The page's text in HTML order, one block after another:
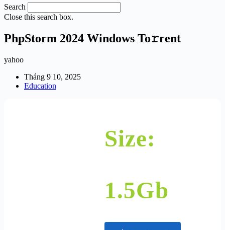
Search
Close this search box.
PhpStorm 2024 Windows To𝚛rent
yahoo
Tháng 9 10, 2025
Education
Size:
1.5Gb